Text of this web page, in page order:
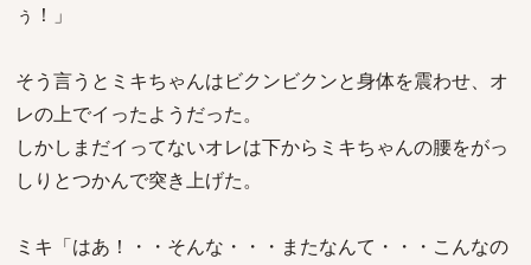
ぅ！」
そう言うとミキちゃんはビクンビクンと身体を震わせ、オ
レの上でイったようだった。
しかしまだイってないオレは下からミキちゃんの腰をがっ
しりとつかんで突き上げた。
ミキ「はあ！・・そんな・・・またなんて・・・こんなの